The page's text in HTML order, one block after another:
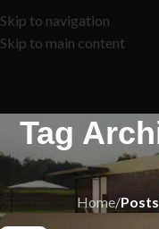
Skip to navigation
Skip to main content
Tag
Home/